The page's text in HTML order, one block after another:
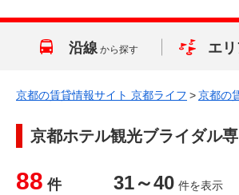
沿線 から探す エ
京都の賃貸情報サイト 京都ライフ >京都の
京都ホテル観光ブライダル
88 件 31～40 件を表示